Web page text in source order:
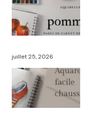
juillet 25, 2026